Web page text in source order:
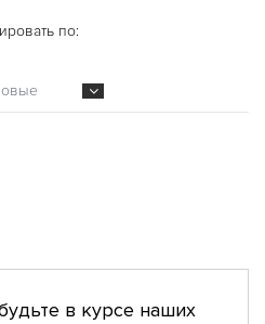
по:
в курсе наших